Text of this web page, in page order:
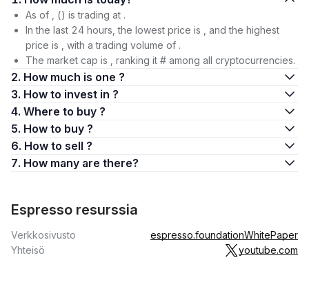
As of , () is trading at .
In the last 24 hours, the lowest price is , and the highest
price is , with a trading volume of .
The market cap is , ranking it # among all cryptocurrencies.
2. How much is one ?
3. How to invest in ?
4. Where to buy ?
5. How to buy ?
6. How to sell ?
7. How many are there?
Espresso resurssia
Verkkosivusto espresso.foundationWhitePaper
Yhteisö
youtube.com